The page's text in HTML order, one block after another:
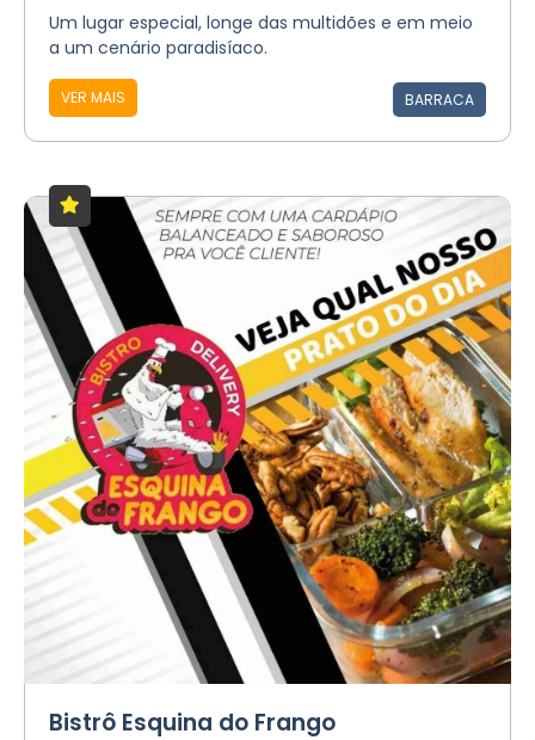
Um lugar especial, longe das multidões e em meio
a um cenário paradisíaco.
VER MAIS BARRACA
Bistrô Esquina do Frango